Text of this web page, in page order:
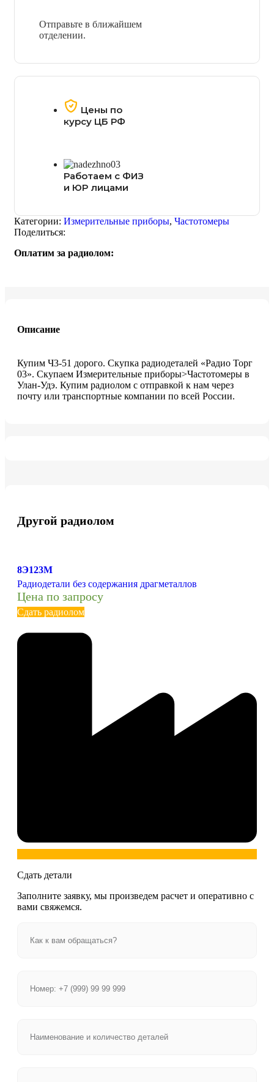
Отправьте в ближайшем
отделении.
Цены по
курсу ЦБ РФ
Работаем с ФИЗ
и ЮР лицами
Категории: Измерительные приборы, Частотомеры
Поделиться:
Оплатим за радиолом:
Описание
Купим Ч3-51 дорого. Скупка радиодеталей «Радио Торг
03». Скупаем Измерительные приборы>Частотомеры в
Улан-Удэ. Купим радиолом с отправкой к нам через
почту или транспортные компании по всей России.
Другой радиолом
8Э123М
Радиодетали без содержания драгметаллов
Цена по запросу
Сдать радиолом
Сдать детали
Заполните заявку, мы произведем расчет и оперативно с
вами свяжемся.